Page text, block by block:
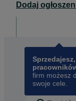
Dodaj
firm możesz
swoje cele.